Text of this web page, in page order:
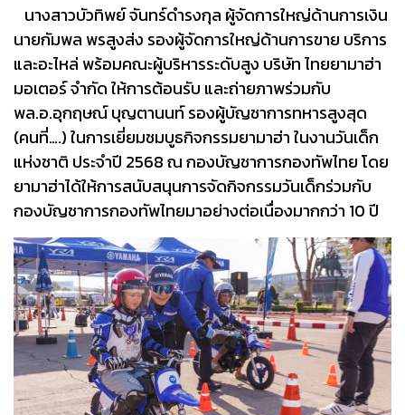
นางสาวบัวทิพย์ จันทร์ดำรงกุล ผู้จัดการใหญ่ด้านการเงิน
นายกัมพล พรสูงส่ง รองผู้จัดการใหญ่ด้านการขาย บริการ
และอะไหล่ พร้อมคณะผู้บริหารระดับสูง บริษัท ไทยยามาฮ่า
มอเตอร์ จำกัด ให้การต้อนรับ และถ่ายภาพร่วมกับ
พล.อ.อุกฤษณ์ บุญตานนท์ รองผู้บัญชาการทหารสูงสุด
(คนที่….) ในการเยี่ยมชมบูธกิจกรรมยามาฮ่า ในงานวันเด็ก
แห่งชาติ ประจำปี 2568 ณ กองบัญชาการกองทัพไทย โดย
ยามาฮ่าได้ให้การสนับสนุนการจัดกิจกรรมวันเด็กร่วมกับ
กองบัญชาการกองทัพไทยมาอย่างต่อเนื่องมากกว่า 10 ปี